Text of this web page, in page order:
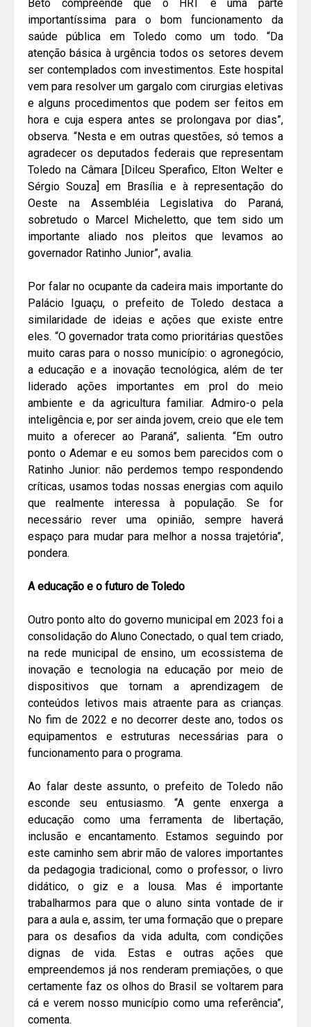
Beto compreende que o HRT é uma parte
importantíssima para o bom funcionamento da
saúde pública em Toledo como um todo. “Da
atenção básica à urgência todos os setores devem
ser contemplados com investimentos. Este hospital
vem para resolver um gargalo com cirurgias eletivas
e alguns procedimentos que podem ser feitos em
hora e cuja espera antes se prolongava por dias”,
observa. “Nesta e em outras questões, só temos a
agradecer os deputados federais que representam
Toledo na Câmara [Dilceu Sperafico, Elton Welter e
Sérgio Souza] em Brasília e à representação do
Oeste na Assembléia Legislativa do Paraná,
sobretudo o Marcel Micheletto, que tem sido um
importante aliado nos pleitos que levamos ao
governador Ratinho Junior”, avalia.
Por falar no ocupante da cadeira mais importante do
Palácio Iguaçu, o prefeito de Toledo destaca a
similaridade de ideias e ações que existe entre
eles. “O governador trata como prioritárias questões
muito caras para o nosso município: o agronegócio,
a educação e a inovação tecnológica, além de ter
liderado ações importantes em prol do meio
ambiente e da agricultura familiar. Admiro-o pela
inteligência e, por ser ainda jovem, creio que ele tem
muito a oferecer ao Paraná”, salienta. “Em outro
ponto o Ademar e eu somos bem parecidos com o
Ratinho Junior: não perdemos tempo respondendo
críticas, usamos todas nossas energias com aquilo
que realmente interessa à população. Se for
necessário rever uma opinião, sempre haverá
espaço para mudar para melhor a nossa trajetória”,
pondera.
A educação e o futuro de Toledo
Outro ponto alto do governo municipal em 2023 foi a
consolidação do Aluno Conectado, o qual tem criado,
na rede municipal de ensino, um ecossistema de
inovação e tecnologia na educação por meio de
dispositivos que tornam a aprendizagem de
conteúdos letivos mais atraente para as crianças.
No fim de 2022 e no decorrer deste ano, todos os
equipamentos e estruturas necessárias para o
funcionamento para o programa.
Ao falar deste assunto, o prefeito de Toledo não
esconde seu entusiasmo. “A gente enxerga a
educação como uma ferramenta de libertação,
inclusão e encantamento. Estamos seguindo por
este caminho sem abrir mão de valores importantes
da pedagogia tradicional, como o professor, o livro
didático, o giz e a lousa. Mas é importante
trabalharmos para que o aluno sinta vontade de ir
para a aula e, assim, ter uma formação que o prepare
para os desafios da vida adulta, com condições
dignas de vida. Estas e outras ações que
empreendemos já nos renderam premiações, o que
certamente faz os olhos do Brasil se voltarem para
cá e verem nosso município como uma referência”,
comenta.